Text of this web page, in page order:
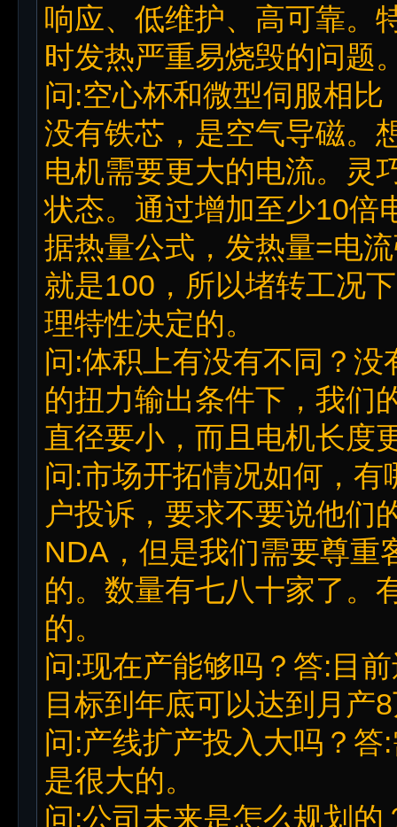
响应、低维护、高可靠。
时发热严重易烧毁的问题
问:空心杯和微型伺服相
没有铁芯，是空气导磁。
电机需要更大的电流。灵
状态。通过增加至少10倍
据热量公式，发热量=电
就是100，所以堵转工况
理特性决定的。
问:体积上有没有不同？
的扭力输出条件下，我们
直径要小，而且电机长度
问:市场开拓情况如何，
户投诉，要求不要说他们
NDA，但是我们需要尊重
的。数量有七八十家了。
的。
问:现在产能够吗？答:目
目标到年底可以达到月产
问:产线扩产投入大吗？
是很大的。
问:公司未来是怎么规划